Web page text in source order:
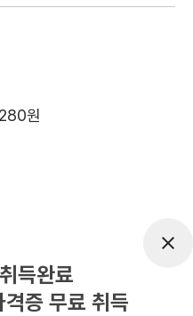
원
보 더보기
득완료
증 무료 취득